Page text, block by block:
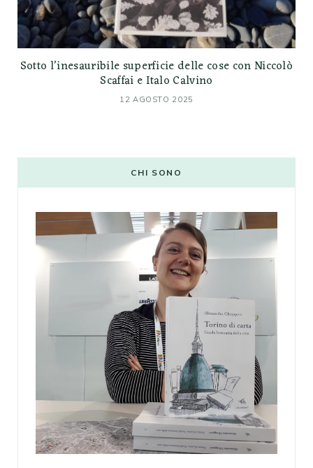
Sotto l’inesauribile superficie delle cose con Niccolò
Scaffai e Italo Calvino
12 AGOSTO 2025
CHI SONO